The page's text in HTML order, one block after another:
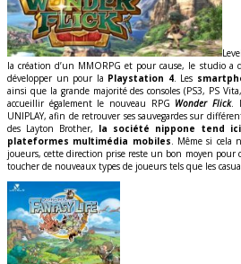
la création d’un MMORPG et pour cause, le studio a
développer un pour la Playstation 4. Les
ainsi que la grande majorité des consoles (PS3, PS
accueillir également le nouveau RPG Wonder Flick.
UNIPLAY, afin de retrouver ses sauvegardes sur
des Layton Brother, la société nippone tend
plateformes multimédia mobiles. Même si cela
joueurs, cette direction prise reste un bon moyen pour
toucher de nouveaux types de joueurs tels que les